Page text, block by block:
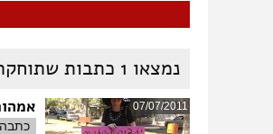
נמצאו 1 כתבות
07/07/2011
כתבה